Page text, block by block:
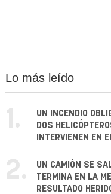
Lo más leído
1.
UN INCENDIO
DOS
INTERVIENEN EN
2.
UN CAMIÓN SE
TERMINA EN LA
RESULTADO